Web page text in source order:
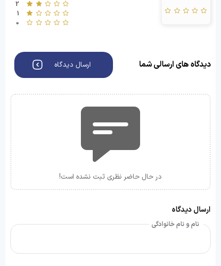
2
1
0
دیدگاه های ارسالی شما ارسال دیدگاه
در حال حاضر نظری ثبت نشده است!
ارسال دیدگاه
نام و نام خانوادگی